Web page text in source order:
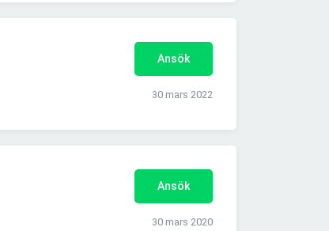
Ansök
30 mars 2022
Ansök
30 mars 2020